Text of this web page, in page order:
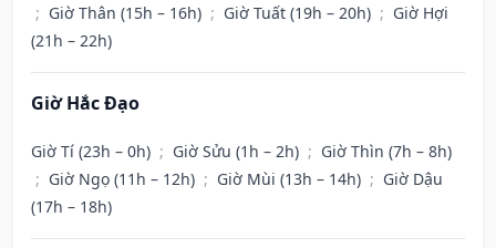
; Giờ Thân (15h – 16h) ; Giờ Tuất (19h – 20h) ; Giờ Hợi
(21h – 22h)
Giờ Hắc Đạo
Giờ Tí (23h – 0h) ; Giờ Sửu (1h – 2h) ; Giờ Thìn (7h – 8h)
; Giờ Ngọ (11h – 12h) ; Giờ Mùi (13h – 14h) ; Giờ Dậu
(17h – 18h)